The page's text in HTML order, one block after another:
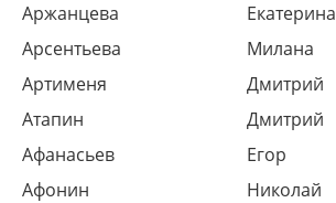
Аржанцева
Екатерина
Арсентьева
Милана
Артименя
Дмитрий
Атапин
Дмитрий
Афанасьев
Егор
Афонин
Николай